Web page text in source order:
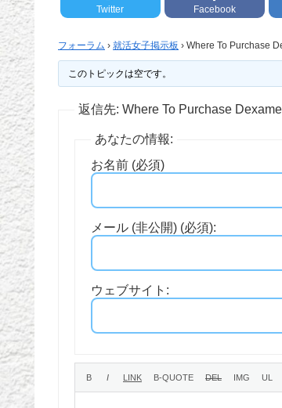
Twitter Facebook
フォーラム › 就活女子掲示板 › Where To Purchase
このトピックは空です。
返信先: Where To Purchase
あなたの情報:
お名前 (必須)
メール (非公開) (必須):
ウェブサイト: